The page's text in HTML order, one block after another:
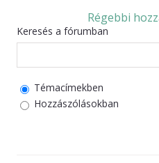
Régebbi
Keresés a fórumban
Témacímekben
Hozzászólásokban